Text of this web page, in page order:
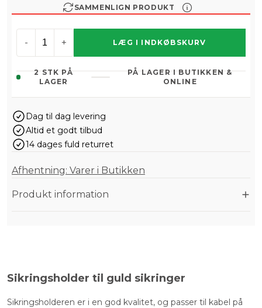
SAMMENLIGN PRODUKT
- + LÆG I INDKØBSKURV
2 STK PÅ
LAGER
PÅ LAGER I BUTIKKEN &
ONLINE
Dag til dag levering
Altid et godt tilbud
14 dages fuld returret
Afhentning: Varer i Butikken
Produkt information
Sikringsholder til guld sikringer
Sikringsholderen er i en god kvalitet, og passer til kabel på